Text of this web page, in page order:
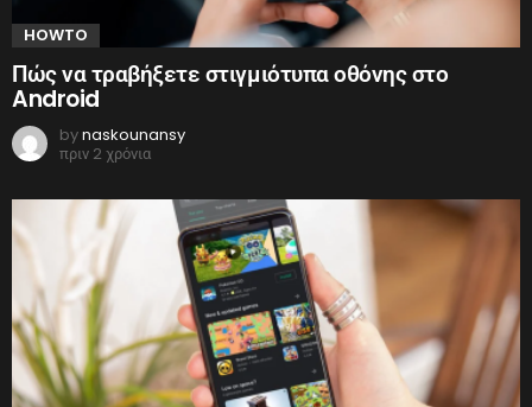
HOWTO
Πώς να τραβήξετε στιγμιότυπα οθόνης στο
Android
bynaskounansy
πριν 2 χρόνια